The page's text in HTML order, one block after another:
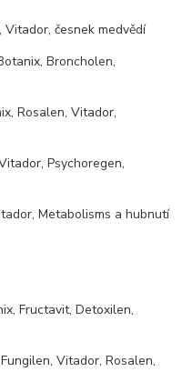
Vitador, česnek medvědí
Broncholen,
Rosalen, Vitador,
Psychoregen,
Metabolisms a hubnutí
Fructavit, Detoxilen,
Vitador, Rosalen,